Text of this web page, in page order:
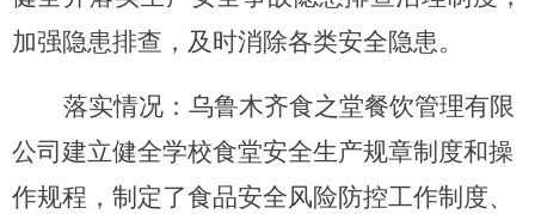
加强隐患排查，及时消除各类安全隐患。
落实情况：乌鲁木齐食之堂餐饮管理有限
公司 建立健全学校食堂安全生产规章制度和操
作规程，制定了食品安全风险防控工作制度、